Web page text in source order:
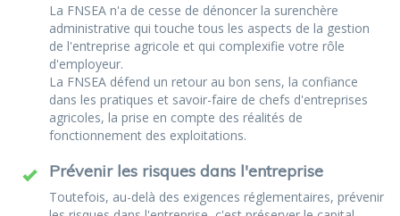
La FNSEA n'a de cesse de dénoncer la surenchère
administrative qui touche tous les aspects de la gestion
de l'entreprise agricole et qui complexifie votre rôle
d'employeur.
La FNSEA défend un retour au bon sens, la confiance
dans les pratiques et savoir-faire de chefs d'entreprises
agricoles, la prise en compte des réalités de
fonctionnement des exploitations.
Prévenir les risques dans l'entreprise
Toutefois, au-delà des exigences réglementaires, prévenir